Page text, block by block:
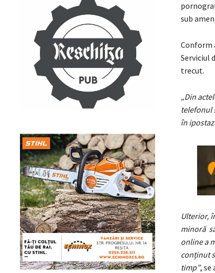
sub
Conform
Serviciul
trecut.
„Din
telefonul
în
Ulterior,
minoră
online a
conținut
timp”, se